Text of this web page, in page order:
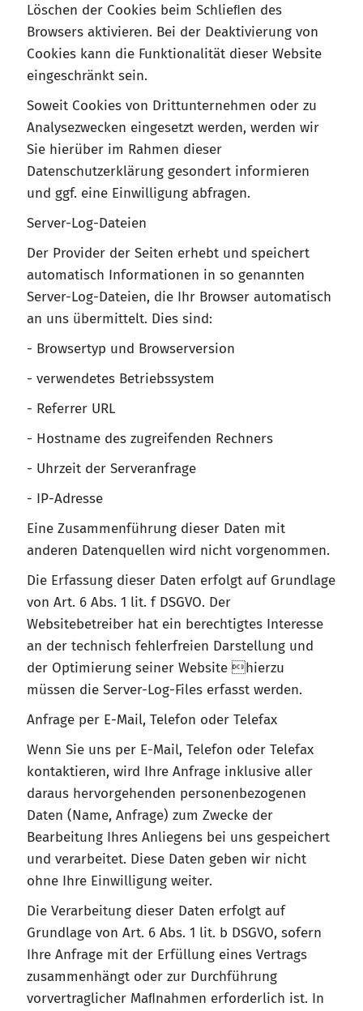
Löschen der Cookies beim Schlieﬂen des
Browsers aktivieren. Bei der Deaktivierung von
Cookies kann die Funktionalität dieser Website
eingeschränkt sein.
Soweit Cookies von Drittunternehmen oder zu
Analysezwecken eingesetzt werden, werden wir
Sie hierüber im Rahmen dieser
Datenschutzerklärung gesondert informieren
und ggf. eine Einwilligung abfragen.
Server-Log-Dateien
Der Provider der Seiten erhebt und speichert
automatisch Informationen in so genannten
Server-Log-Dateien, die Ihr Browser automatisch
an uns übermittelt. Dies sind:
- Browsertyp und Browserversion
- verwendetes Betriebssystem
- Referrer URL
- Hostname des zugreifenden Rechners
- Uhrzeit der Serveranfrage
- IP-Adresse
Eine Zusammenführung dieser Daten mit
anderen Datenquellen wird nicht vorgenommen.
Die Erfassung dieser Daten erfolgt auf Grundlage
von Art. 6 Abs. 1 lit. f DSGVO. Der
Websitebetreiber hat ein berechtigtes Interesse
an der technisch fehlerfreien Darstellung und
der Optimierung seiner Website hierzu
müssen die Server-Log-Files erfasst werden.
Anfrage per E-Mail, Telefon oder Telefax
Wenn Sie uns per E-Mail, Telefon oder Telefax
kontaktieren, wird Ihre Anfrage inklusive aller
daraus hervorgehenden personenbezogenen
Daten (Name, Anfrage) zum Zwecke der
Bearbeitung Ihres Anliegens bei uns gespeichert
und verarbeitet. Diese Daten geben wir nicht
ohne Ihre Einwilligung weiter.
Die Verarbeitung dieser Daten erfolgt auf
Grundlage von Art. 6 Abs. 1 lit. b DSGVO, sofern
Ihre Anfrage mit der Erfüllung eines Vertrags
zusammenhängt oder zur Durchführung
vorvertraglicher Maﬂnahmen erforderlich ist. In